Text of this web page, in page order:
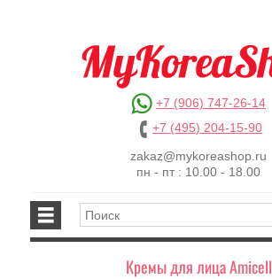
+7 (906) 747-26-14
+7 (495) 204-15-90
zakaz@mykoreashop.ru
пн - пт : 10.00 - 18.00
Кремы для лица Amicell